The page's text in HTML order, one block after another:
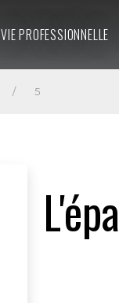
VIE PROFESSIONNELLE
5